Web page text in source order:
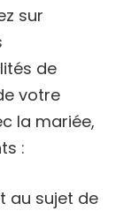
sur
de
votre
la mariée,
:
au sujet de